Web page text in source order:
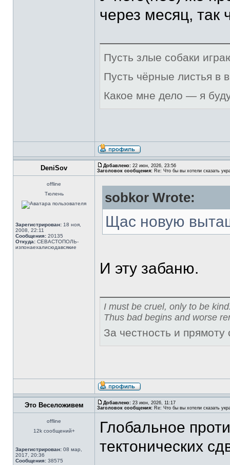
через месяц,
Пусть злые собаки
Пусть чёрные листья в
Какое мне дело — я
DeniSov Добавлено: 22 июн, 2026, 23:56
Заголовок сообщения: Re: Что бы вы хотели сказать
offline
Тюлень
Зарегистрирован: 18 ноя,
2008, 22:11
Сообщения: 20135
Откуда: СЕВАСТОПОЛЬ-
изпонаехалисюдавсякие
sobkor Wrote:
Щас новую
И эту забаню.
I must be cruel, only to be
Thus bad begins and worse
За честность и
Это Веселоживем Добавлено: 23 июн, 2026, 11:17
Заголовок сообщения: Re: Что бы вы хотели сказать
offline
12k сообщений+
Зарегистрирован: 08 мар,
2017, 20:36
Сообщения: 38575
Глобальное
тектонических